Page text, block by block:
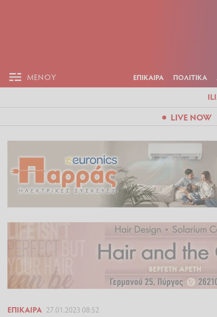
ΜΕΝΟΥ ΕΠΙΚΑΙΡΑ ΠΟΛΙΤΙΚΑ
LIVE NOW
ΕΠΊΚΑΙΡΑ 27.01.2023 08:52